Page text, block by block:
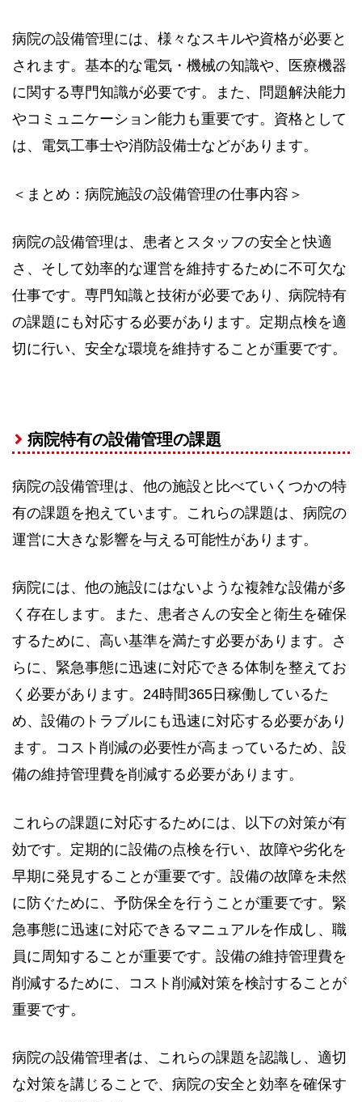
病院の設備管理には、様々なスキルや資格が必要と
されます。基本的な電気・機械の知識や、医療機器
に関する専門知識が必要です。また、問題解決能力
やコミュニケーション能力も重要です。資格として
は、電気工事士や消防設備士などがあります。
＜まとめ：病院施設の設備管理の仕事内容＞
病院の設備管理は、患者とスタッフの安全と快適
さ、そして効率的な運営を維持するために不可欠な
仕事です。専門知識と技術が必要であり、病院特有
の課題にも対応する必要があります。定期点検を適
切に行い、安全な環境を維持することが重要です。
病院特有の設備管理の課題
病院の設備管理は、他の施設と比べていくつかの特
有の課題を抱えています。これらの課題は、病院の
運営に大きな影響を与える可能性があります。
病院には、他の施設にはないような複雑な設備が多
く存在します。また、患者さんの安全と衛生を確保
するために、高い基準を満たす必要があります。さ
らに、緊急事態に迅速に対応できる体制を整えてお
く必要があります。24時間365日稼働しているた
め、設備のトラブルにも迅速に対応する必要があり
ます。コスト削減の必要性が高まっているため、設
備の維持管理費を削減する必要があります。
これらの課題に対応するためには、以下の対策が有
効です。定期的に設備の点検を行い、故障や劣化を
早期に発見することが重要です。設備の故障を未然
に防ぐために、予防保全を行うことが重要です。緊
急事態に迅速に対応できるマニュアルを作成し、職
員に周知することが重要です。設備の維持管理費を
削減するために、コスト削減対策を検討することが
重要です。
病院の設備管理者は、これらの課題を認識し、適切
な対策を講じることで、病院の安全と効率を確保す